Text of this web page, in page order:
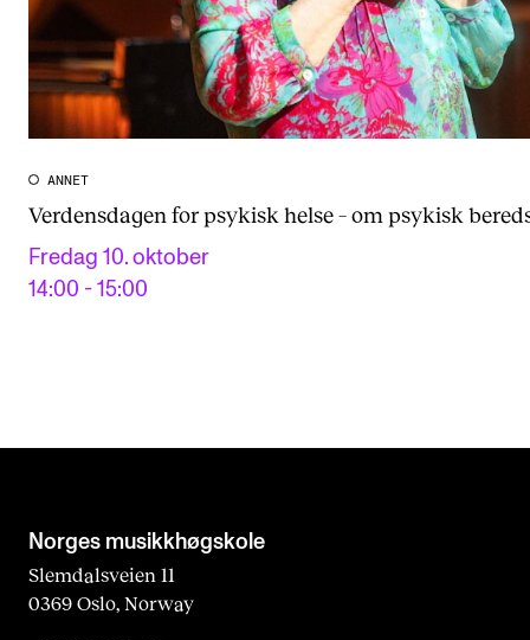
ANNET
Verdensdagen for psykisk helse – om psykisk
Fredag 10. oktober
14:00 - 15:00
Norges musikk­høgskole
Slemdalsveien 11
0369 Oslo, Norway